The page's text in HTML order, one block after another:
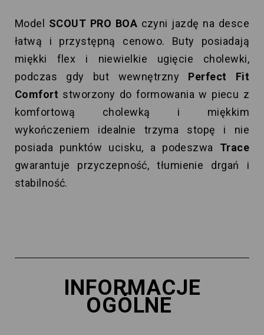
Model SCOUT PRO BOAczyni jazdę na desce
łatwą i przystępną cenowo. Buty posiadają
miękki flex i niewielkie ugięcie cholewki,
podczas gdy but wewnętrzny Perfect Fit
Comfort stworzony do formowania w piecu z
komfortową cholewką i miękkim
wykończeniem idealnie trzyma stopę i nie
posiada punktów ucisku, a podeszwa Trace
gwarantuje przyczepność, tłumienie drgań i
stabilność.
INFORMACJE
OGÓLNE